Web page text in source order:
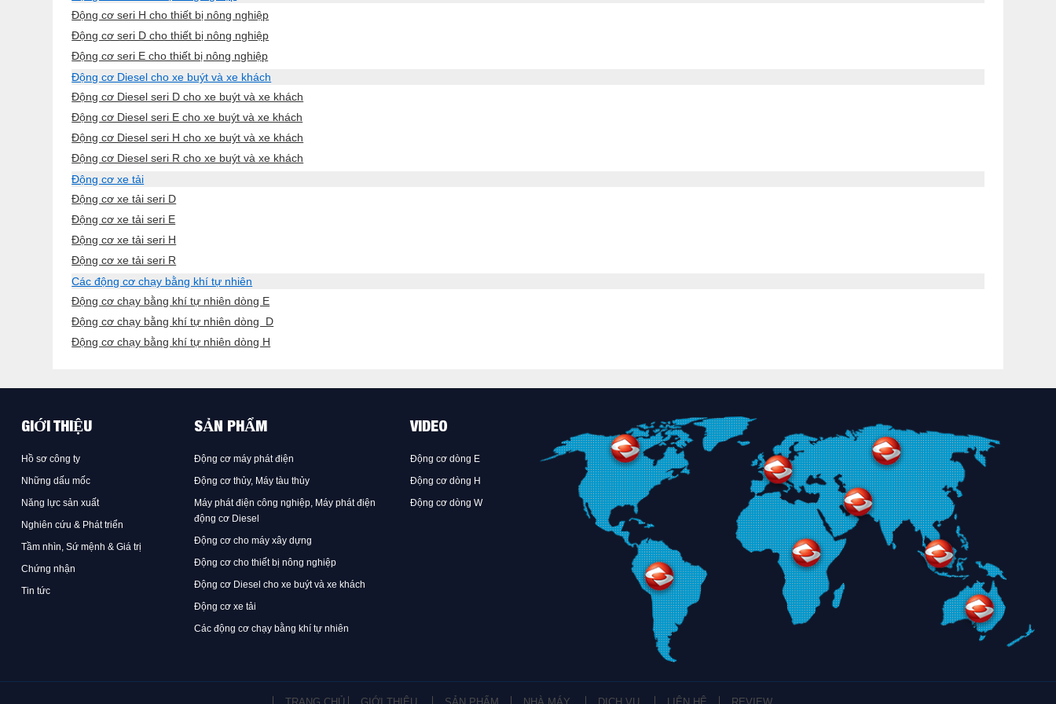
Động cơ seri H cho thiết bị nông nghiệp
Động cơ seri D cho thiết bị nông nghiệp
Động cơ seri E cho thiết bị nông nghiệp
Động cơ Diesel cho xe buýt và xe khách
Động cơ Diesel seri D cho xe buýt và xe khách
Động cơ Diesel seri E cho xe buýt và xe khách
Động cơ Diesel seri H cho xe buýt và xe khách
Động cơ Diesel seri R cho xe buýt và xe khách
Động cơ xe tải
Động cơ xe tải seri D
Động cơ xe tải seri E
Động cơ xe tải seri H
Động cơ xe tải seri R
Các động cơ chạy bằng khí tự nhiên
Động cơ chạy bằng khí tự nhiên dòng E
Động cơ chạy bằng khí tự nhiên dòng D
Động cơ chạy bằng khí tự nhiên dòng H
GIỚI THIỆU
Hồ sơ công ty
Những dấu mốc
Năng lực sản xuất
Nghiên cứu & Phát triển
Tầm nhìn, Sứ mệnh & Giá trị
Chứng nhận
Tin tức
SẢN PHẨM
Động cơ máy phát điện
Động cơ thủy, Máy tàu thủy
Máy phát điện công nghiệp, Máy phát điện
động cơ Diesel
Động cơ cho máy xây dựng
Động cơ cho thiết bị nông nghiệp
Động cơ Diesel cho xe buýt và xe khách
Động cơ xe tải
Các động cơ chạy bằng khí tự nhiên
VIDEO
Động cơ dòng E
Động cơ dòng H
Động cơ dòng W